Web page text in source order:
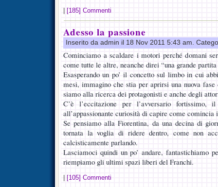
[185] Commenti
Adesso la passione
Inserito da admin il 18 Nov 2011 5:43 am.
Cominciamo a scaldare i motori perché domani
come tutte le altre, neanche direi “una grande
Esasperando un po’ il concetto sul limbo in cui
mesi, immagino che stia per aprirsi una nuova
siamo alla ricerca dei protagonisti e anche degli
C’è l’eccitazione per l’avversario
all’appassionante curiosità di capire come comincia
Se pensiamo alla Fiorentina, da una decina di
tornata la voglia di ridere dentro, come non
calcisticamente parlando.
Lasciamoci quindi un po’ andare, fantastichiamo
riempiamo gli ultimi spazi liberi del Franchi.
[105] Commenti